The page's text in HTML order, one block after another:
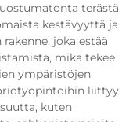
terästä
kestävyyttä ja
joka estää
mikä tekee
ympäristöjen
liittyy
kuten